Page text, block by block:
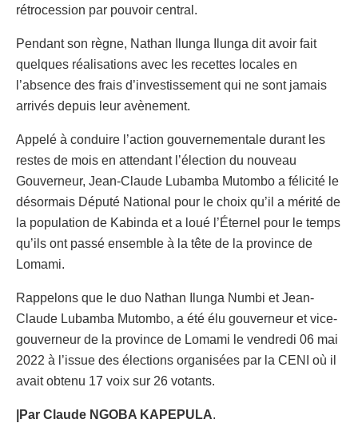
rétrocession par pouvoir central.
Pendant son règne, Nathan Ilunga Ilunga dit avoir fait
quelques réalisations avec les recettes locales en
l’absence des frais d’investissement qui ne sont jamais
arrivés depuis leur avènement.
Appelé à conduire l’action gouvernementale durant les
restes de mois en attendant l’élection du nouveau
Gouverneur, Jean-Claude Lubamba Mutombo a félicité le
désormais Député National pour le choix qu’il a mérité de
la population de Kabinda et a loué l’Éternel pour le temps
qu’ils ont passé ensemble à la tête de la province de
Lomami.
Rappelons que le duo Nathan Ilunga Numbi et Jean-
Claude Lubamba Mutombo, a été élu gouverneur et vice-
gouverneur de la province de Lomami le vendredi 06 mai
2022 à l’issue des élections organisées par la CENI où il
avait obtenu 17 voix sur 26 votants.
|Par Claude NGOBA KAPEPULA.